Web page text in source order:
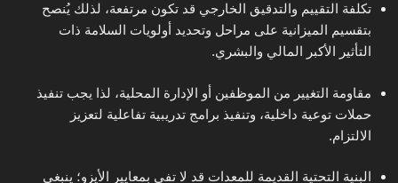
تكلفة التقييم والتدقيق الخارجي قد تكون مرتفعة، لذلك يُنصح
بتقسيم الميزانية على مراحل وتحديد أولويات السلامة ذات
التأثير الأكبر المالي والبشري.
مقاومة التغيير من الموظفين أو الإدارة المحلية، لذا يجب تنفيذ
حملات توعية داخلية، وتنفيذ برامج تدريبية تفاعلية لتعزيز
الالتزام.
البنية التحتية القديمة للمعدات قد لا تفي بمعايير الأيزو؛ ينبغي